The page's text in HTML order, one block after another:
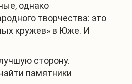
однако
творчества: это
кружев» в Юже. И
сторону.
памятники